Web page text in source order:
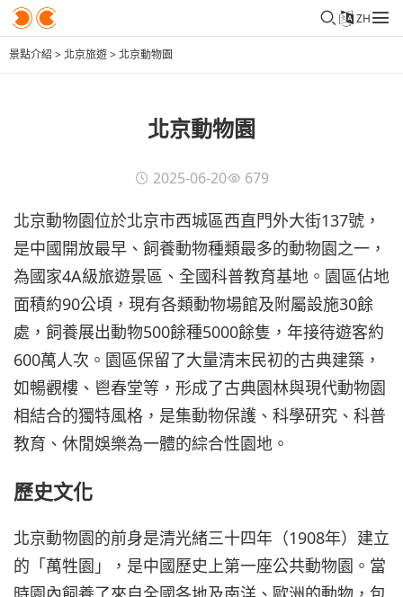
ZH
景點介紹 >北京旅遊>北京動物園
北京動物園
2025-06-20 679
北京動物園位於北京市西城區西直門外大街137號，
是中國開放最早、飼養動物種類最多的動物園之一，
為國家4A級旅遊景區、全國科普教育基地。園區佔地
面積約90公頃，現有各類動物場館及附屬設施30餘
處，飼養展出動物500餘種5000餘隻，年接待遊客約
600萬人次。園區保留了大量清末民初的古典建築，
如暢觀樓、鬯春堂等，形成了古典園林與現代動物園
相結合的獨特風格，是集動物保護、科學研究、科普
教育、休閒娛樂為一體的綜合性園地。
歷史文化
北京動物園的前身是清光緒三十四年（1908年）建立
的「萬牲園」，是中國歷史上第一座公共動物園。當